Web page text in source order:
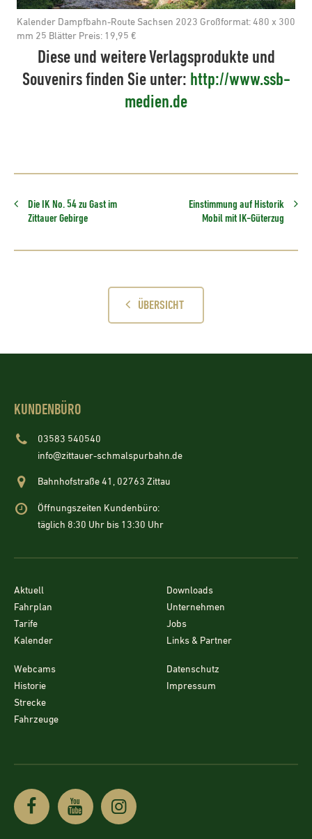
Kalender Dampfbahn-Route Sachsen 2023 Großformat: 480 x 300
mm 25 Blätter Preis: 19,95 €
Diese und weitere Verlagsprodukte und
Souvenirs finden Sie unter: http://www.ssb-
medien.de
Die IK No. 54 zu Gast im
Zittauer Gebirge
Einstimmung auf Historik
Mobil mit IK-Güterzug
ÜBERSICHT
KUNDENBÜRO
03583 540540
info@zittauer-schmalspurbahn.de
Bahnhofstraße 41, 02763 Zittau
Öffnungszeiten Kundenbüro:
täglich 8:30 Uhr bis 13:30 Uhr
Aktuell
Fahrplan
Tarife
Kalender
Downloads
Unternehmen
Jobs
Links & Partner
Webcams
Historie
Strecke
Fahrzeuge
Datenschutz
Impressum